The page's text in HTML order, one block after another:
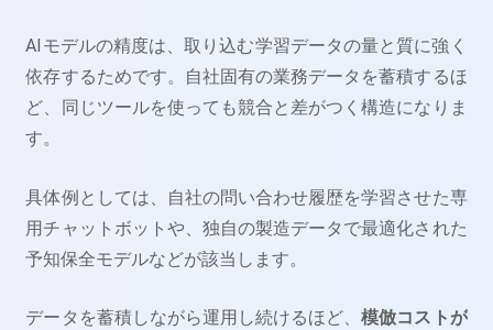
AIモデルの精度は、取り込む学習データの量と質に強く
依存するためです。自社固有の業務データを蓄積するほ
ど、同じツールを使っても競合と差がつく構造になりま
す。
具体例としては、自社の問い合わせ履歴を学習させた専
用チャットボットや、独自の製造データで最適化された
予知保全モデルなどが該当します。
データを蓄積しながら運用し続けるほど、模倣コストが